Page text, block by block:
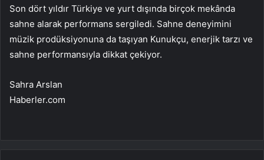
Son dört yıldır Türkiye ve yurt dışında birçok mekânda
sahne alarak performans sergiledi. Sahne deneyimini
müzik prodüksiyonuna da taşıyan Kunukçu, enerjik tarzı ve
sahne performansıyla dikkat çekiyor.
Sahra Arslan
Haberler.com